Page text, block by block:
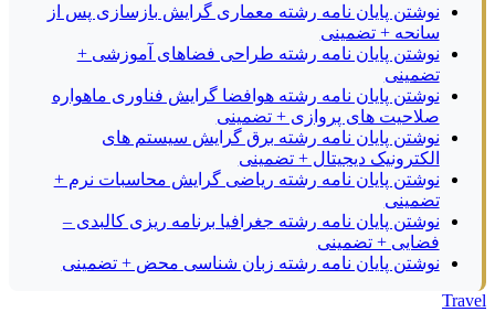
نوشتن پایان نامه رشته معماری گرایش بازسازی پس از
سانحه + تضمینی
نوشتن پایان نامه رشته طراحی فضاهای آموزشی +
تضمینی
نوشتن پایان نامه رشته هوافضا گرایش فناوری ماهواره
صلاحیت های پروازی + تضمینی
نوشتن پایان نامه رشته برق گرایش سیستم های
الکترونیک دیجیتال + تضمینی
نوشتن پایان نامه رشته ریاضی گرایش محاسبات نرم +
تضمینی
نوشتن پایان نامه رشته جغرافیا برنامه ریزی کالبدی –
فضایی + تضمینی
نوشتن پایان نامه رشته زبان شناسی محض + تضمینی
Travel